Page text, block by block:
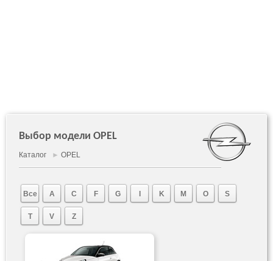
Выбор модели OPEL
Каталог ► OPEL
Все A C F G K M O S
T V Z